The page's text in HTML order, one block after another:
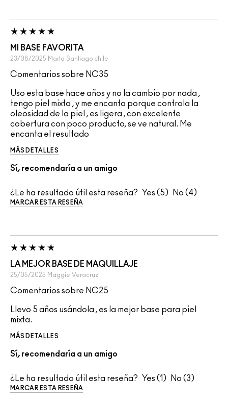
MI BASE FAVORITA
23/08/2025 Marta Santiago chile
Comentarios sobre NC35
Uso esta base hace años y no la cambio por nada ,
tengo piel mixta , y me encanta porque controla la
oleosidad de la piel , es ligera , con excelente
cobertura con poco producto, se ve natural. Me
encanta el resultado
MÁS DETALLES
Sí, recomendaría a un amigo
¿Le ha resultado útil esta reseña? 5 4
MARCAR ESTA RESEÑA
LA MEJOR BASE DE MAQUILLAJE
25/05/2025 Maggie Veracruz
Comentarios sobre NC25
Llevo 5 años usándola , es la mejor base para piel
mixta.
MÁS DETALLES
Sí, recomendaría a un amigo
¿Le ha resultado útil esta reseña? 1 3
MARCAR ESTA RESEÑA